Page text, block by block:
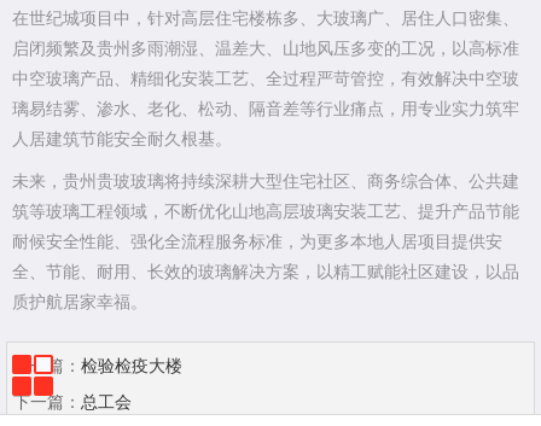
在世纪城项目中，针对高层住宅楼栋多、大玻璃广、居住人口密集、
启闭频繁及贵州多雨潮湿、温差大、山地风压多变的工况，以高标准
中空玻璃产品、精细化安装工艺、全过程严苛管控，有效解决中空玻
璃易结雾、渗水、老化、松动、隔音差等行业痛点，用专业实力筑牢
人居建筑节能安全耐久根基。
未来，贵州贵玻玻璃将持续深耕大型住宅社区、商务综合体、公共建
筑等玻璃工程领域，不断优化山地高层玻璃安装工艺、提升产品节能
耐候安全性能、强化全流程服务标准，为更多本地人居项目提供安
全、节能、耐用、长效的玻璃解决方案，以精工赋能社区建设，以品
质护航居家幸福。
上一篇： 检验检疫大楼
下一篇： 总工会